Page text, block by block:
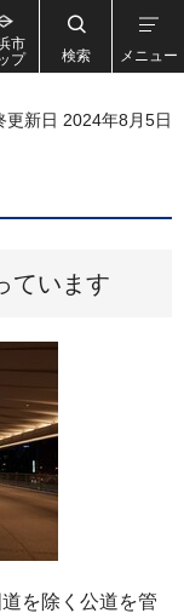
市
プ
検索 メニュー
更新日 2024年8月5日
ています
を除く公道を管